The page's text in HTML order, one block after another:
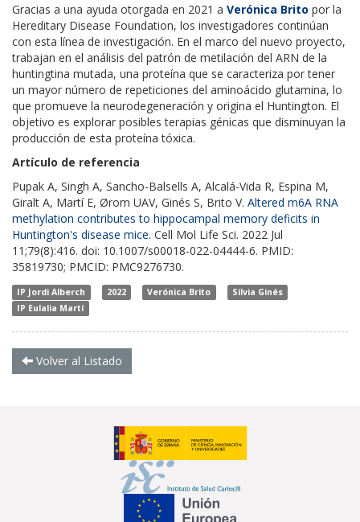
Gracias a una ayuda otorgada en 2021 a Verónica Brito por la
Hereditary Disease Foundation, los investigadores continúan
con esta línea de investigación. En el marco del nuevo proyecto,
trabajan en el análisis del patrón de metilación del ARN de la
huntingtina mutada, una proteína que se caracteriza por tener
un mayor número de repeticiones del aminoácido glutamina, lo
que promueve la neurodegeneración y origina el Huntington. El
objetivo es explorar posibles terapias génicas que disminuyan la
producción de esta proteína tóxica.
Artículo de referencia
Pupak A, Singh A, Sancho-Balsells A, Alcalá-Vida R, Espina M,
Giralt A, Martí E, Ørom UAV, Ginés S, Brito V. Altered m6A RNA
methylation contributes to hippocampal memory deficits in
Huntington's disease mice. Cell Mol Life Sci. 2022 Jul
11;79(8):416. doi: 10.1007/s00018-022-04444-6. PMID:
35819730; PMCID: PMC9276730.
IP Jordi Alberch 2022 Verónica Brito
Sílvia Ginés
IP Eulalia Martí
Volver al Listado